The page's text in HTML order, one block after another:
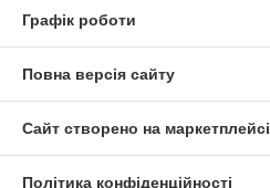
Графік роботи
Повна версія сайту
Сайт створено на маркетплейсі
Політика конфіденційності